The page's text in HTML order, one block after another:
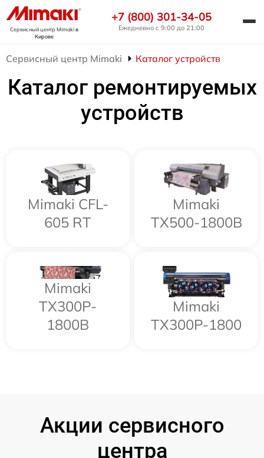
Сервисный центр Mimakiв
Кирове
+7 (800) 301-34-05
Ежедневно с 9:00 до 21:00
Сервисный центр Mimaki Каталог устройств
Каталог ремонтируемых
устройств
Mimaki CFL-
605 RT
Mimaki
TX500-1800B
Mimaki
TX300P-
1800B
Mimaki
TX300P-1800
Акции сервисного
центра